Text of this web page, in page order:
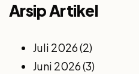
Arsip Artikel
Juli 2026(2)
Juni 2026(3)